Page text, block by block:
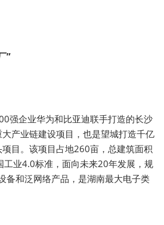
”
强企业华为和比亚迪联手打造的长沙
产业链建设项目，也是望城打造千亿
目。该项目占地260亩，总建筑面积
业4.0标准，面向未来20年发展，规
备和泛网络产品，是湖南最大电子类